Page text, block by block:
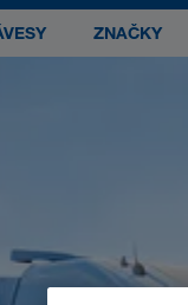
viac ako
ZNAČKY